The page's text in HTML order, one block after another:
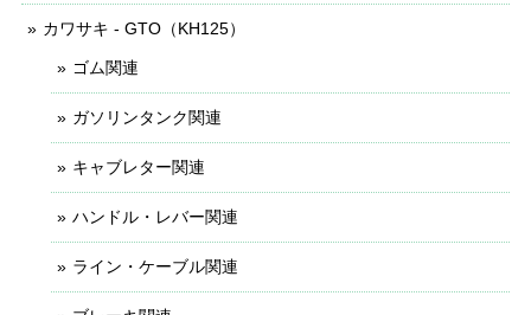
カワサキ - GTO（KH125）
ゴム関連
ガソリンタンク関連
キャブレター関連
ハンドル・レバー関連
ライン・ケーブル関連